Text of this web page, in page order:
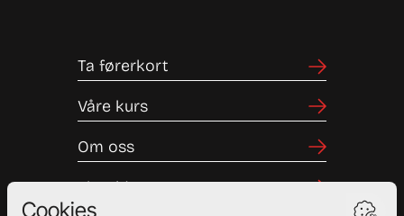
Ta førerkort
Våre kurs
Om oss
Elevside